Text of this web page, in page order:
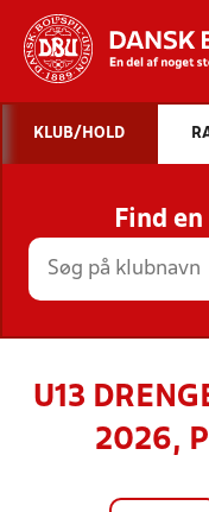
STILLINGER,
KLUB/HOLD
Find
U13
2026,